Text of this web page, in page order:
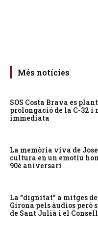
Més notícies
SOS Costa Brava es
prolongació de la C-32
immediata
La memòria viva de
cultura en un emotiu
90è aniversari
La “dignitat” a mitges
Girona pels àudios però
de Sant Julià i el